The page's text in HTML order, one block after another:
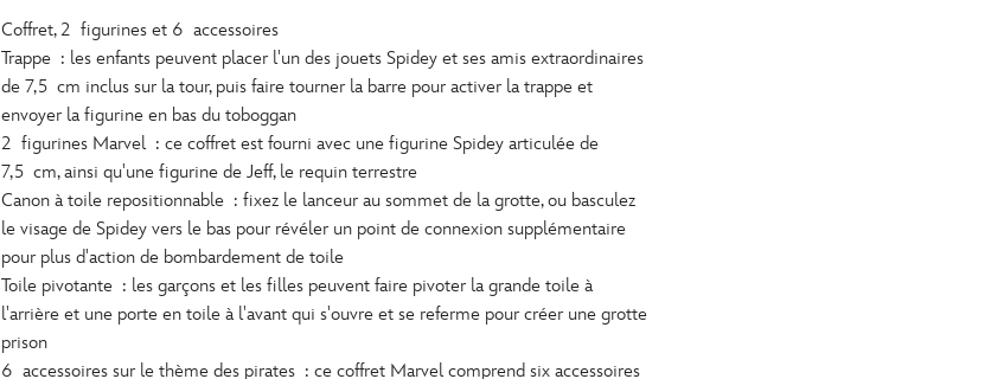
Coffret, 2 figurines et 6 accessoires
Trappe : les enfants peuvent placer l'un des jouets Spidey et ses amis extraordinaires
de 7,5 cm inclus sur la tour, puis faire tourner la barre pour activer la trappe et
envoyer la figurine en bas du toboggan
2 figurines Marvel : ce coffret est fourni avec une figurine Spidey articulée de
7,5 cm, ainsi qu'une figurine de Jeff, le requin terrestre
Canon à toile repositionnable : fixez le lanceur au sommet de la grotte, ou basculez
le visage de Spidey vers le bas pour révéler un point de connexion supplémentaire
pour plus d'action de bombardement de toile
Toile pivotante : les garçons et les filles peuvent faire pivoter la grande toile à
l'arrière et une porte en toile à l'avant qui s'ouvre et se referme pour créer une grotte
prison
6 accessoires sur le thème des pirates : ce coffret Marvel comprend six accessoires